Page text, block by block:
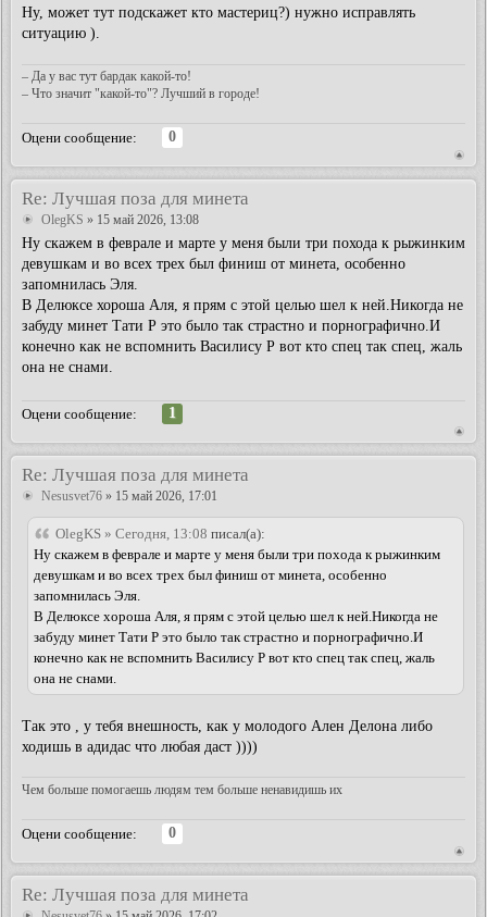
Ну, может тут подскажет кто мастериц?) нужно исправлять
ситуацию ).
– Да у вас тут бардак какой-то!
– Что значит "какой-то"? Лучший в городе!
Оцени сообщение:
0
Re: Лучшая поза для минета
OlegKS » 15 май 2026, 13:08
Ну скажем в феврале и марте у меня были три похода к рыжинким
девушкам и во всех трех был финиш от минета, особенно
запомнилась Эля.
В Делюксе хороша Аля, я прям с этой целью шел к ней.Никогда не
забуду минет Тати Р это было так страстно и порнографично.И
конечно как не вспомнить Василису Р вот кто спец так спец, жаль
она не снами.
Оцени сообщение:
1
Re: Лучшая поза для минета
Nesusvet76 » 15 май 2026, 17:01
OlegKS » Сегодня, 13:08 писал(а):
Ну скажем в феврале и марте у меня были три похода к рыжинким
девушкам и во всех трех был финиш от минета, особенно
запомнилась Эля.
В Делюксе хороша Аля, я прям с этой целью шел к ней.Никогда не
забуду минет Тати Р это было так страстно и порнографично.И
конечно как не вспомнить Василису Р вот кто спец так спец, жаль
она не снами.
Так это , у тебя внешность, как у молодого Ален Делона либо
ходишь в адидас что любая даст ))))
Чем больше помогаешь людям тем больше ненавидишь их
Оцени сообщение:
0
Re: Лучшая поза для минета